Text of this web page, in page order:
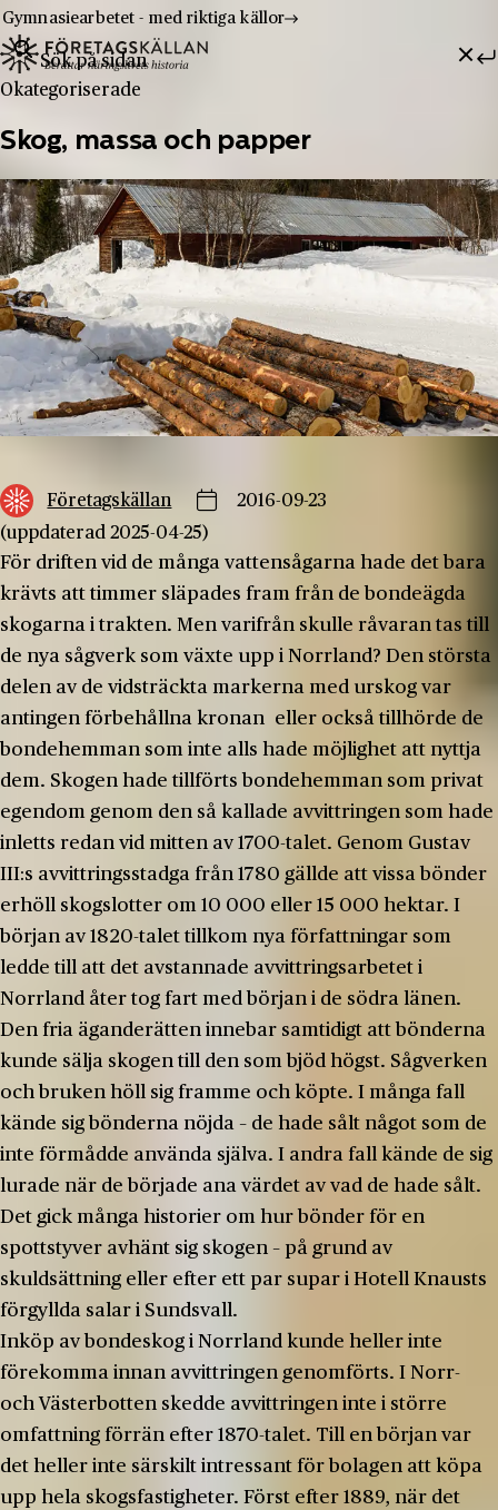
Hoppa till innehåll
Till innehåll
Gymnasiearbetet - med riktiga källor
Sök efter:
Okategoriserade
Skog, massa och papper
Företagskällan
2016-09-23
(uppdaterad 2025-04-25)
För driften vid de många vattensågarna hade det bara
krävts att timmer släpades fram från de bondeägda
skogarna i trakten. Men varifrån skulle råvaran tas till
de nya sågverk som växte upp i Norrland? Den största
delen av de vidsträckta markerna med urskog var
antingen förbehållna kronan eller också tillhörde de
bondehemman som inte alls hade möjlighet att nyttja
dem. Skogen hade tillförts bondehemman som privat
egendom genom den så kallade avvittringen som hade
inletts redan vid mitten av 1700-talet. Genom Gustav
III:s avvittringsstadga från 1780 gällde att vissa bönder
erhöll skogslotter om 10 000 eller 15 000 hektar. I
början av 1820-talet tillkom nya författningar som
ledde till att det avstannade avvittringsarbetet i
Norrland åter tog fart med början i de södra länen.
Den fria äganderätten innebar samtidigt att bönderna
kunde sälja skogen till den som bjöd högst. Sågverken
och bruken höll sig framme och köpte. I många fall
kände sig bönderna nöjda – de hade sålt något som de
inte förmådde använda själva. I andra fall kände de sig
lurade när de började ana värdet av vad de hade sålt.
Det gick många historier om hur bönder för en
spottstyver avhänt sig skogen – på grund av
skuldsättning eller efter ett par supar i Hotell Knausts
förgyllda salar i Sundsvall.
Inköp av bondeskog i Norrland kunde heller inte
förekomma innan avvittringen genomförts. I Norr-
och Västerbotten skedde avvittringen inte i större
omfattning förrän efter 1870-talet. Till en början var
det heller inte särskilt intressant för bolagen att köpa
upp hela skogsfastigheter. Först efter 1889, när det